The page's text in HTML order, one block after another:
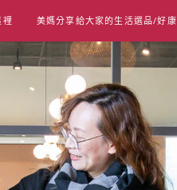
美媽分享給大家的生活選品/好康